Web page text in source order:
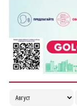
нижегородцев за
14:53